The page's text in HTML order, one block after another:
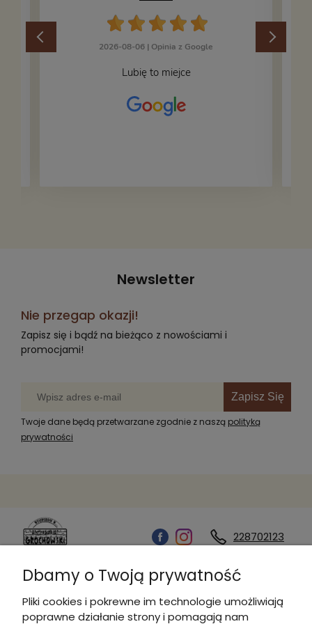
2026-08-06 | Opinia z Google
Lubię to miejce
Newsletter
Nie przegap okazji!
Zapisz się i bądź na bieżąco z nowościami i
promocjami!
Zapisz Się
Twoje dane będą przetwarzane zgodnie z naszą polityką
prywatności
228702123
Kontakt
Dbamy o Twoją prywatność
Pliki cookies i pokrewne im technologie umożliwiają
poprawne działanie strony i pomagają nam